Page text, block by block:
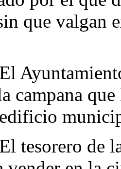
que valgan
El
campana
El tesorero de